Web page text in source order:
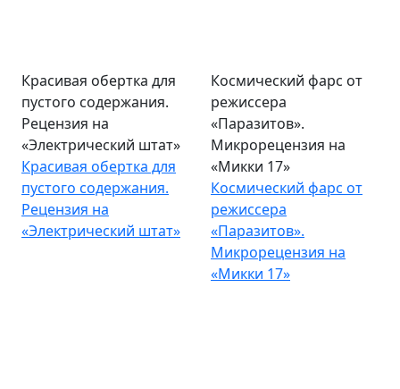
Красивая обертка для
пустого содержания.
Рецензия на
«Электрический штат»
Красивая обертка для
пустого содержания.
Рецензия на
«Электрический штат»
Космический фарс от
режиссера
«Паразитов».
Микрорецензия на
«Микки 17»
Космический фарс от
режиссера
«Паразитов».
Микрорецензия на
«Микки 17»